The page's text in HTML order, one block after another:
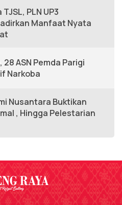
PLN UP3
Manfaat Nyata
28 ASN Pemda Parigi
Narkoba
Nusantara Buktikan
, Hingga Pelestarian